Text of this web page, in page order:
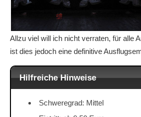
Allzu viel will ich nicht verraten, für alle
ist dies jedoch eine definitive
Hilfreiche Hinweise
Schweregrad: Mittel